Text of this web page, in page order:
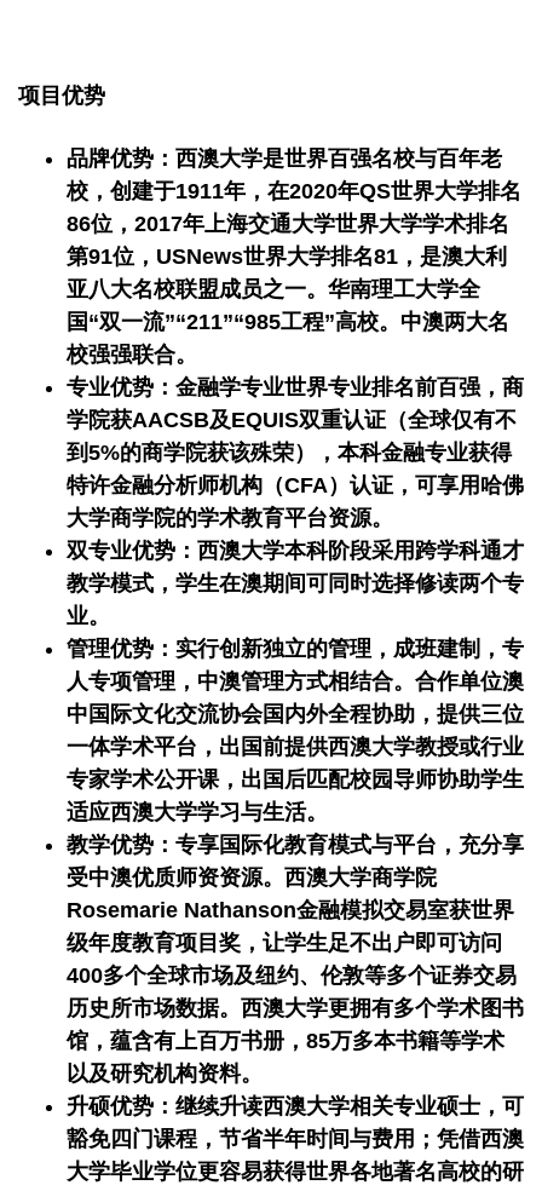
项目优势
品牌优势：西澳大学是世界百强名校与百年老
校，创建于1911年，在2020年QS世界大学排名
86位，2017年上海交通大学世界大学学术排名
第91位，USNews世界大学排名81，是澳大利
亚八大名校联盟成员之一。华南理工大学全
国“双一流”“211”“985工程”高校。中澳两大名
校强强联合。
专业优势：金融学专业世界专业排名前百强，商
学院获AACSB及EQUIS双重认证（全球仅有不
到5%的商学院获该殊荣），本科金融专业获得
特许金融分析师机构（CFA）认证，可享用哈佛
大学商学院的学术教育平台资源。
双专业优势：西澳大学本科阶段采用跨学科通才
教学模式，学生在澳期间可同时选择修读两个专
业。
管理优势：实行创新独立的管理，成班建制，专
人专项管理，中澳管理方式相结合。合作单位澳
中国际文化交流协会国内外全程协助，提供三位
一体学术平台，出国前提供西澳大学教授或行业
专家学术公开课，出国后匹配校园导师协助学生
适应西澳大学学习与生活。
教学优势：专享国际化教育模式与平台，充分享
受中澳优质师资资源。西澳大学商学院
Rosemarie Nathanson金融模拟交易室获世界
级年度教育项目奖，让学生足不出户即可访问
400多个全球市场及纽约、伦敦等多个证券交易
历史所市场数据。西澳大学更拥有多个学术图书
馆，蕴含有上百万书册，85万多本书籍等学术
以及研究机构资料。
升硕优势：继续升读西澳大学相关专业硕士，可
豁免四门课程，节省半年时间与费用；凭借西澳
大学毕业学位更容易获得世界各地著名高校的研